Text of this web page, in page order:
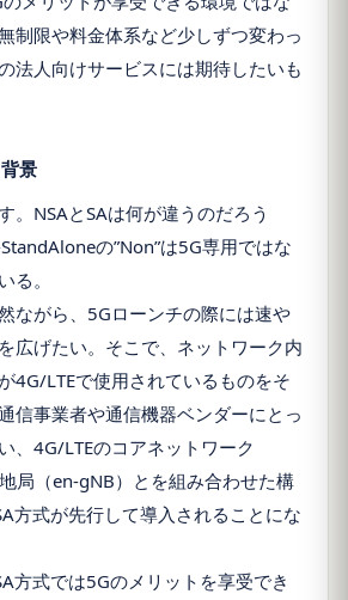
制限や料金体系など少しずつ変わっ
法人向けサービスには期待したいも
景
。NSAとSAは何が違うのだろう
の”Non”は5G専用ではな
る。
ながら、5Gローンチの際には速や
広げたい。そこで、ネットワーク内
4G/LTEで使用されているものをそ
信事業者や通信機器ベンダーにとっ
、4G/LTEのコアネットワーク
地局（en-gNB）とを組み合わせた構
方式が先行して導入されることにな
方式では5Gのメリットを享受でき